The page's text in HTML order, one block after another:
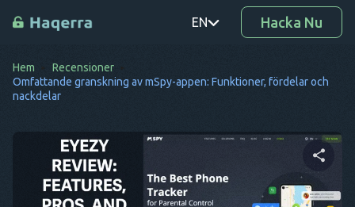
EN
PT
RO
SV
Hacka Nu
Hem
Recensioner
Omfattande granskning av mSpy-appen: Funktioner, fördelar och
nackdelar
Dela denna artikel